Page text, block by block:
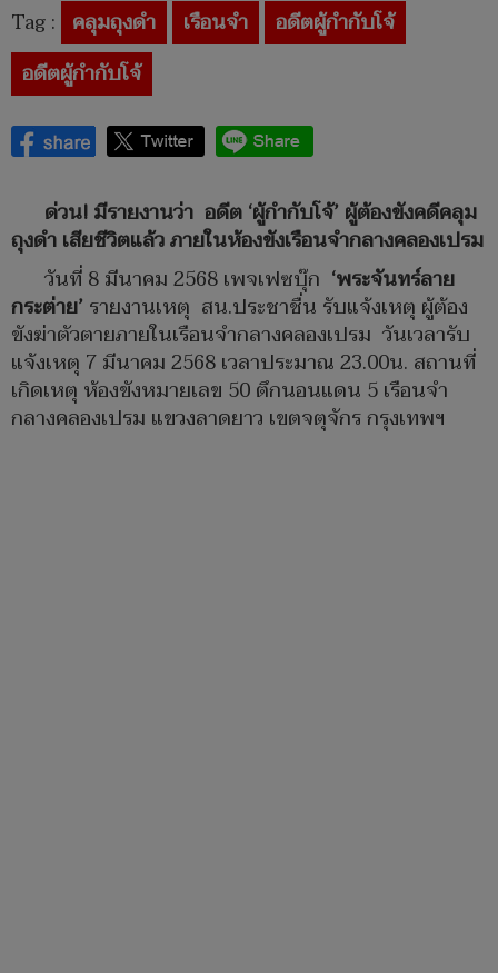
Tag : คลุมถุงดำ เรือนจำ
อดีตผู้กำกับโจ้
อดีตผู้กำกับโจ้
ด่วน! มีรายงานว่า อดีต ‘ผู้กำกับโจ้’ ผู้ต้องขังคดีคลุม
ถุงดำ เสียชีวิตแล้ว ภายในห้องขังเรือนจำกลางคลองเปรม
วันที่ 8 มีนาคม 2568 เพจเฟซบุ๊ก ‘พระจันทร์ลาย
กระต่าย’ รายงานเหตุ สน.ประชาชื่น รับแจ้งเหตุ ผู้ต้อง
ขังฆ่าตัวตายภายในเรือนจำกลางคลองเปรม วันเวลารับ
แจ้งเหตุ 7 มีนาคม 2568 เวลาประมาณ 23.00น. สถานที่
เกิดเหตุ ห้องขังหมายเลข 50 ตึกนอนแดน 5 เรือนจำ
กลางคลองเปรม แขวงลาดยาว เขตจตุจักร กรุงเทพฯ